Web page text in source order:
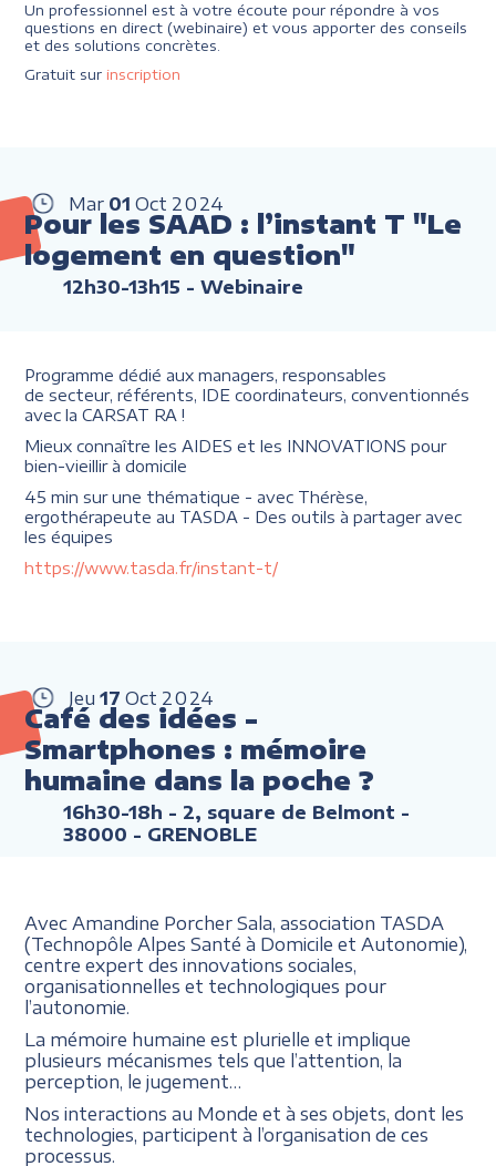
Un professionnel est à votre écoute pour répondre à vos
questions en direct (webinaire) et vous apporter des conseils
et des solutions concrètes.
Gratuit sur inscription
Mar 01 Oct 2024
Pour les SAAD : l’instant T "Le
logement en question"
12h30-13h15 - Webinaire
Programme dédié aux managers, responsables
de secteur, référents, IDE coordinateurs, conventionnés
avec la CARSAT RA !
Mieux connaître les AIDES et les INNOVATIONS pour
bien-vieillir à domicile
45 min sur une thématique - avec Thérèse,
ergothérapeute au TASDA - Des outils à partager avec
les équipes
https://www.tasda.fr/instant-t/
Jeu 17 Oct 2024
Café des idées -
Smartphones : mémoire
humaine dans la poche ?
16h30-18h - 2, square de Belmont -
38000 - GRENOBLE
Avec Amandine Porcher Sala, association TASDA
(Technopôle Alpes Santé à Domicile et Autonomie),
centre expert des innovations sociales,
organisationnelles et technologiques pour
l’autonomie.
La mémoire humaine est plurielle et implique
plusieurs mécanismes tels que l’attention, la
perception, le jugement…
Nos interactions au Monde et à ses objets, dont les
technologies, participent à l’organisation de ces
processus.